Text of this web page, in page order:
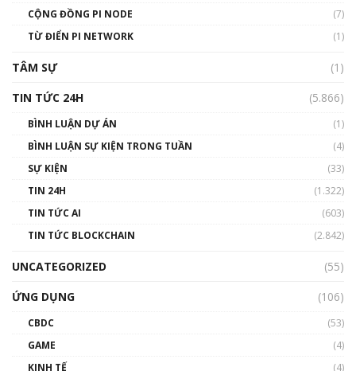
Talkshow 14: MemeCoin – Trò đùa tỷ đô
01:29:26
CỘNG ĐỒNG PI NODE
(7)
TỪ ĐIỂN PI NETWORK
(1)
TÂM SỰ
(1)
TIN TỨC 24H
(5.866)
BÌNH LUẬN DỰ ÁN
(1)
BÌNH LUẬN SỰ KIỆN TRONG TUẦN
(4)
SỰ KIỆN
(33)
TIN 24H
(1.322)
TIN TỨC AI
(603)
TIN TỨC BLOCKCHAIN
(2.842)
UNCATEGORIZED
(55)
ỨNG DỤNG
(106)
CBDC
(53)
GAME
(4)
KINH TẾ
(4)